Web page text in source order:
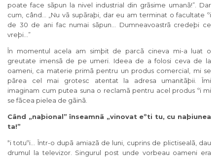
poate face sãpun la nivel industrial din grãsime umanã!”. Dar
cum, când… „Nu vã supãraþi, dar eu am terminat o facultate ºi
de 30 de ani fac numai sãpun… Dumneavoastrã credeþi ce
vreþi…”
În momentul acela am simþit de parcã cineva mi-a luat o
greutate imensã de pe umeri. Ideea de a folosi ceva de la
oameni, ca materie primã pentru un produs comercial, mi se
pãrea cel mai grotesc atentat la adresa umanitãþii. Îmi
imaginam cum putea suna o reclamã pentru acel produs ºi mi
se fãcea pielea de gãinã.
Când „naþional” înseamnã „vinovat eºti tu, cu naþiunea
ta!”
ªi totuºi… Într-o dupã amiazã de luni, cuprins de plictisealã, dau
drumul la televizor. Singurul post unde vorbeau oameni era